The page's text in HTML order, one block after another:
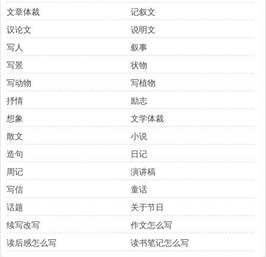
文章体裁
记叙文
议论文
说明文
写人
叙事
写景
状物
写动物
写植物
抒情
励志
想象
文学体裁
散文
小说
造句
日记
周记
演讲稿
写信
童话
话题
关于节日
续写改写
作文怎么写
读后感怎么写
读书笔记怎么写